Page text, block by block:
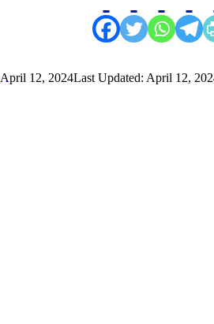
April 12, 2024Last Updated: April 12,